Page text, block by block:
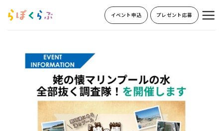
to
イベント申込 プレゼント応募